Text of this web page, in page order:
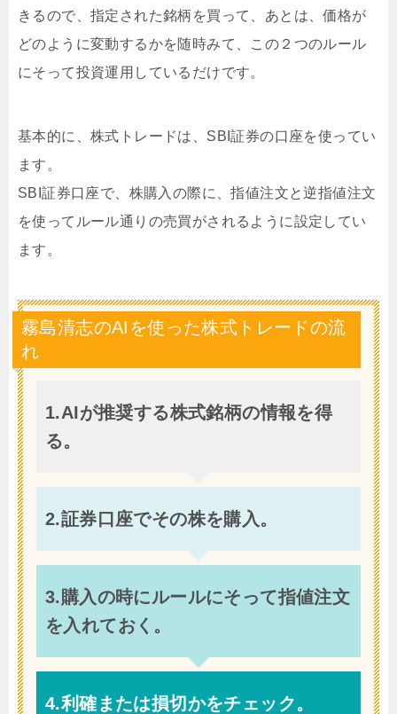
きるので、指定された銘柄を買って、あとは、価格が
どのように変動するかを随時みて、この２つのルール
にそって投資運用しているだけです。
基本的に、株式トレードは、SBI証券の口座を使ってい
ます。
SBI証券口座で、株購入の際に、指値注文と逆指値注文
を使ってルール通りの売買がされるように設定してい
ます。
霧島清志のAIを使った株式トレードの流
れ
1.AIが推奨する株式銘柄の情報を得
る。
2.証券口座でその株を購入。
3.購入の時にルールにそって指値注文
を入れておく。
4.利確または損切かをチェック。